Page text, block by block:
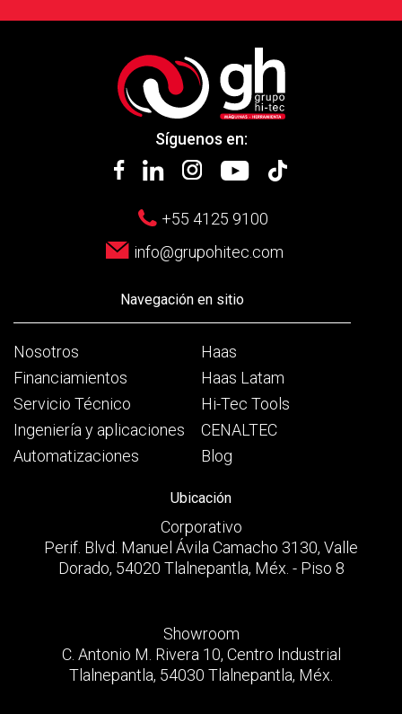
Síguenos en:
+55 4125 9100
info@grupohitec.com
Navegación en sitio
Nosotros
Financiamientos
Servicio Técnico
Ingeniería y aplicaciones
Automatizaciones
Haas
Haas Latam
Hi-Tec Tools
CENALTEC
Blog
Ubicación
Corporativo
Perif. Blvd. Manuel Ávila Camacho 3130, Valle
Dorado, 54020 Tlalnepantla, Méx. - Piso 8
Showroom
C. Antonio M. Rivera 10, Centro Industrial
Tlalnepantla, 54030 Tlalnepantla, Méx.